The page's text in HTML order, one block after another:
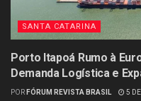
SANTA CATARINA
Porto Itapoá Rumo à
Demanda Logística e
POR FÓRUM REVISTA BRASIL 5